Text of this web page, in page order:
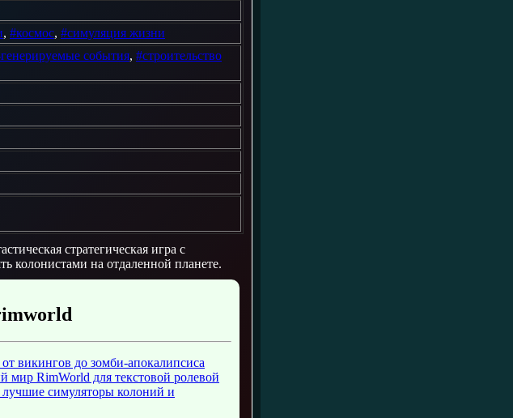
, #космос, #симуляция жизни
события, #строительство
стратегическая игра с
колонистами на отдаленной планете.
викингов до зомби-апокалипсиса
мир RimWorld для текстовой ролевой
симуляторы колоний и